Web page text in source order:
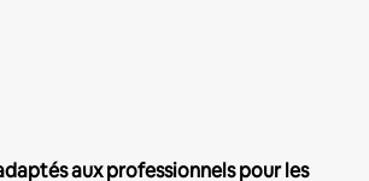
aux professionnels pour les